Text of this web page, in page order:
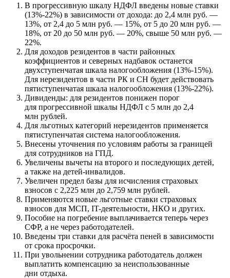
В прогрессивную шкалу НДФЛ введены новые ставки
(13%-22%) в зависимости от дохода: до 2,4 млн руб. —
13%, от 2,4 до 5 млн руб. — 15%, от 5 до 20 млн руб. —
18%, от 20 до 50 млн руб. — 20%, свыше 50 млн руб. —
22%.
Для доходов резидентов в части районных
коэффициентов и северных надбавок останется
двухступенчатая шкала налогообложения (13%-15%).
Для нерезидентов в части РК и СН будет действовать
пятиступенчатая шкала налогообложения (13%-22%).
Дивиденды: для резидентов понижен порог
для прогрессивной шкалы НДФЛ с 5 млн до 2,4
млн рублей.
Для льготных категорий нерезидентов применяется
пятиступенчатая система налогообложения.
Внесены уточнения по условиям работы за границей
для сотрудников на ГПД.
Увеличены вычеты на второго и последующих детей,
а также на детей-инвалидов.
Увеличен предел базы для исчисления страховых
взносов с 2,225 млн до 2,759 млн рублей.
Применяются новые льготные ставки страховых
взносов для МСП, IT-деятельности, НКО и других.
Пособие на погребение выплачивается теперь через
СФР, а не через работодателей.
Введены три ставки для расчёта пеней в зависимости
от срока просрочки.
При увольнении сотрудника работодатель должен
выплатить компенсацию за неиспользованные
дни отдыха.